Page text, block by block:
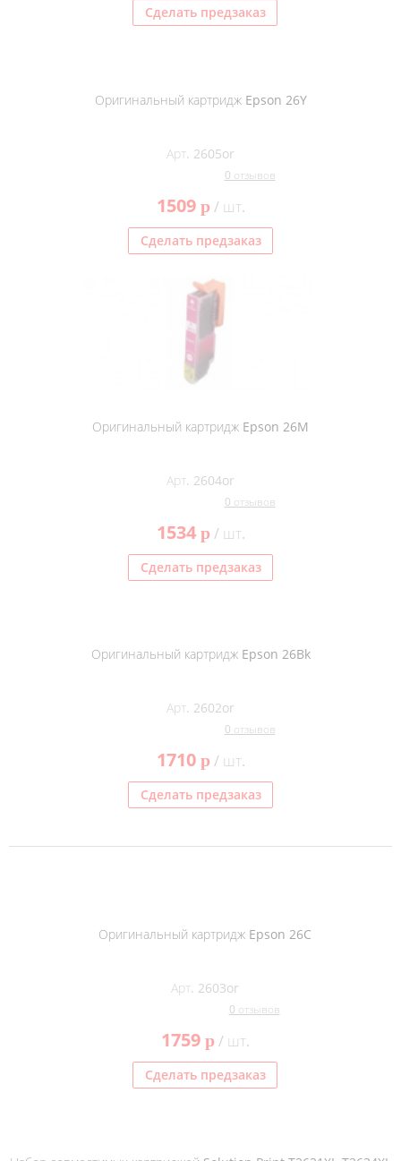
Сделать предзаказ
Оригинальный картридж Epson 26Y
Арт. 2605or
0 отзывов
1509 p/ шт.
Сделать предзаказ
Оригинальный картридж Epson 26M
Арт. 2604or
0 отзывов
1534 p/ шт.
Сделать предзаказ
Оригинальный картридж Epson 26Bk
Арт. 2602or
0 отзывов
1710 p/ шт.
Сделать предзаказ
Оригинальный картридж Epson 26C
Арт. 2603or
0 отзывов
1759 p/ шт.
Сделать предзаказ